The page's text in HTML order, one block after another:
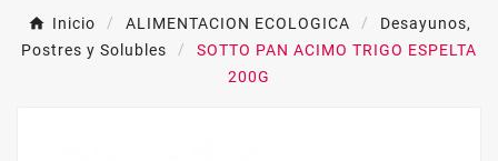
Inicio ALIMENTACION ECOLOGICA
Desayunos,
Postres y Solubles
SOTTO PAN ACIMO TRIGO ESPELTA
200G